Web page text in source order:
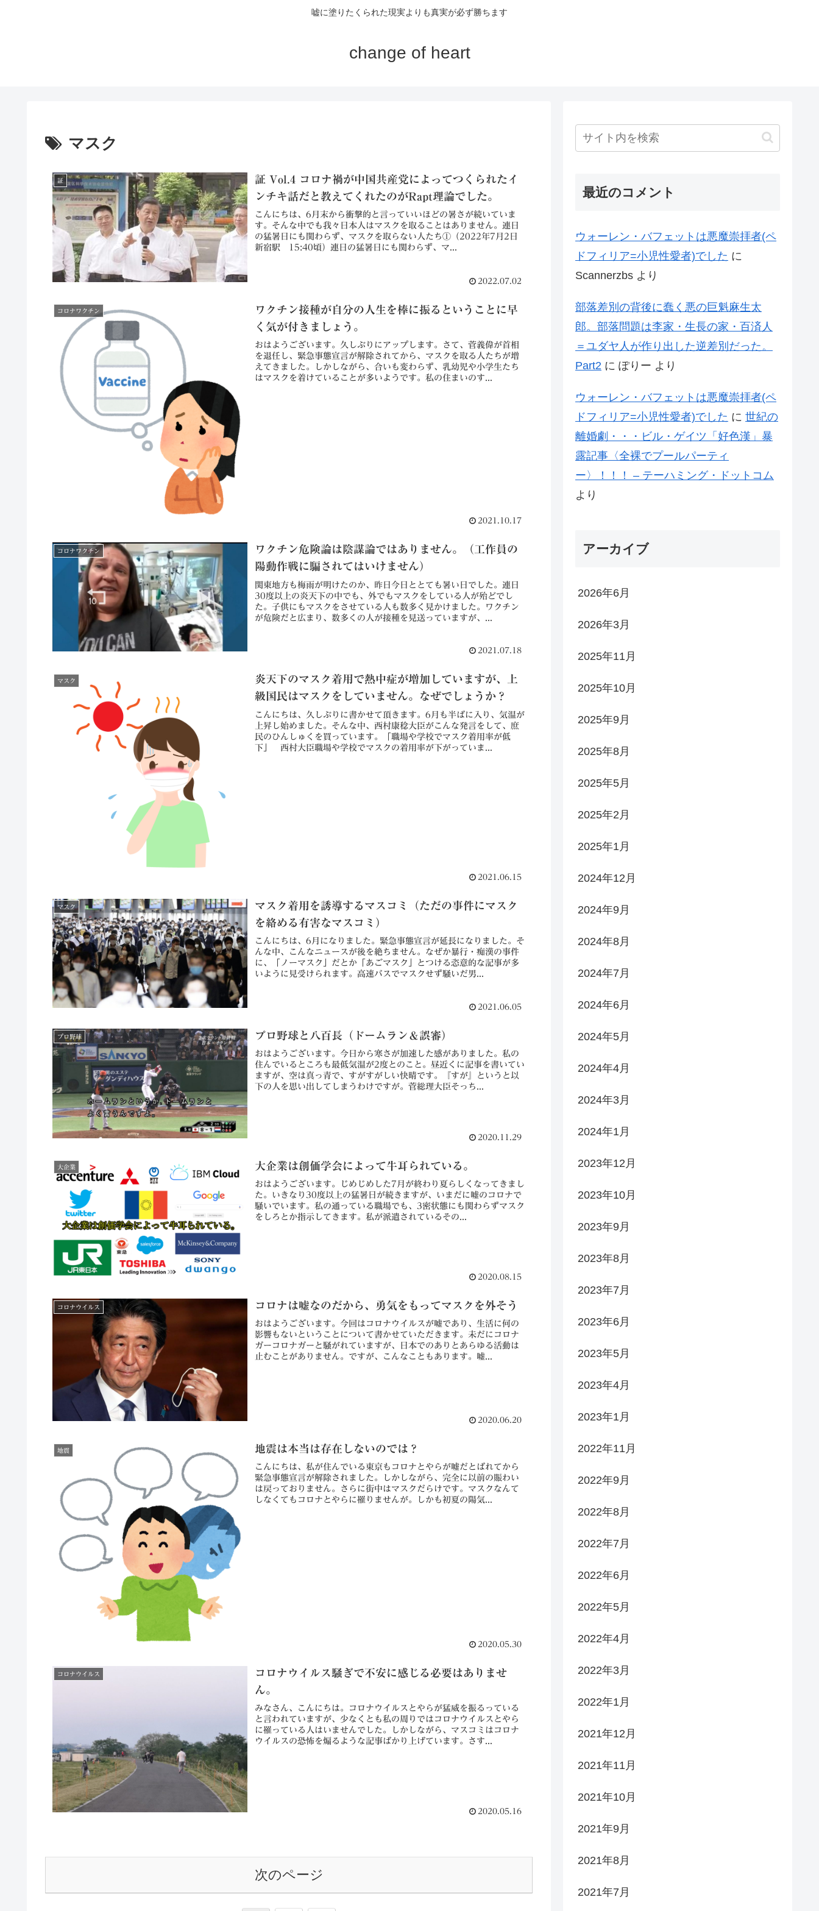
嘘に塗りたくられた現実よりも真実が必ず勝ちます
change of heart
マスク
証
証 Vol.4 コロナ禍が中国共産党によってつくられたイ
ンチキ話だと教えてくれたのがRapt理論でした。
こんにちは、6月末から衝撃的と言っていいほどの暑さが続いていま
す。そんな中でも我々日本人はマスクを取ることはありません。連日
の猛暑日にも関わらず、マスクを取らない人たち①（2022年7月2日
新宿駅 15:40頃）連日の猛暑日にも関わらず、マ...
2022.07.02
コロナワクチン
ワクチン接種が自分の人生を棒に振るということに早
く気が付きましょう。
おはようございます。久しぶりにアップします。さて、菅義偉が首相
を退任し、緊急事態宣言が解除されてから、マスクを取る人たちが増
えてきました。しかしながら、合いも変わらず、乳幼児や小学生たち
はマスクを着けていることが多いようです。私の住まいのす...
2021.10.17
コロナワクチン
ワクチン危険論は陰謀論ではありません。（工作員の
陽動作戦に騙されてはいけません）
関東地方も梅雨が明けたのか、昨日今日ととても暑い日でした。連日
30度以上の炎天下の中でも、外でもマスクをしている人が殆どでし
た。子供にもマスクをさせている人も数多く見かけました。ワクチン
が危険だと広まり、数多くの人が接種を見送っていますが、...
2021.07.18
マスク
炎天下のマスク着用で熱中症が増加していますが、上
級国民はマスクをしていません。なぜでしょうか？
こんにちは、久しぶりに書かせて頂きます。6月も半ばに入り、気温が
上昇し始めました。そんな中、西村康稔大臣がこんな発言をして、庶
民のひんしゅくを買っています。「職場や学校でマスク着用率が低
下」 西村大臣職場や学校でマスクの着用率が下がっていま...
2021.06.15
マスク
マスク着用を誘導するマスコミ（ただの事件にマスク
を絡める有害なマスコミ）
こんにちは、6月になりました。緊急事態宣言が延長になりました。そ
んな中、こんなニュースが後を絶ちません。なぜか暴行・痴漢の事件
に、「ノーマスク」だとか「あごマスク」とつける恣意的な記事が多
いように見受けられます。高速バスでマスクせず騒いだ男...
2021.06.05
プロ野球 プロ野球と八百長（ドームラン＆誤審）
おはようございます。今日から寒さが加速した感がありました。私の
住んでいるところも最低気温が2度とのこと。昼近くに記事を書いてい
ますが、空は真っ青で、すがすがしい快晴です。『すが』というと以
下の人を思い出してしまうわけですが。菅総理大臣そっち...
2020.11.29
大企業 大企業は創価学会によって牛耳られている。
おはようございます。じめじめした7月が終わり夏らしくなってきまし
た。いきなり30度以上の猛暑日が続きますが、いまだに嘘のコロナで
騒いでいます。私の通っている職場でも、3密状態にも関わらずマスク
をしろとか指示してきます。私が派遣されているその...
2020.08.15
コロナウイルス コロナは嘘なのだから、勇気をもってマスクを外そう
おはようございます。今回はコロナウイルスが嘘であり、生活に何の
影響もないということについて書かせていただきます。未だにコロナ
ガーコロナガーと騒がれていますが、日本でのありとあらゆる活動は
止むことがありません。ですが、こんなこともあります。嘘...
2020.06.20
地震 地震は本当は存在しないのでは？
こんにちは、私が住んでいる東京もコロナとやらが嘘だとばれてから
緊急事態宣言が解除されました。しかしながら、完全に以前の賑わい
は戻っておりません。さらに街中はマスクだらけです。マスクなんて
しなくてもコロナとやらに罹りませんが。しかも初夏の陽気...
2020.05.30
コロナウイルス
コロナウイルス騒ぎで不安に感じる必要はありませ
ん。
みなさん、こんにちは。コロナウイルスとやらが猛威を振るっている
と言われていますが、少なくとも私の周りではコロナウイルスとやら
に罹っている人はいませんでした。しかしながら、マスコミはコロナ
ウイルスの恐怖を煽るような記事ばかり上げています。さす...
2020.05.16
次のページ
最近のコメント
ウォーレン・バフェットは悪魔崇拝者(ペ
ドフィリア=小児性愛者)でした に
Scannerzbs より
部落差別の背後に蠢く悪の巨魁麻生太
郎。部落問題は李家・生長の家・百済人
＝ユダヤ人が作り出した逆差別だった。
Part2 に ぽりー より
ウォーレン・バフェットは悪魔崇拝者(ペ
ドフィリア=小児性愛者)でした に 世紀の
離婚劇・・・ビル・ゲイツ「好色漢」暴
露記事〈全裸でプールパーティ
ー〉！！！ – テーハミング・ドットコム
より
アーカイブ
2026年6月
2026年3月
2025年11月
2025年10月
2025年9月
2025年8月
2025年5月
2025年2月
2025年1月
2024年12月
2024年9月
2024年8月
2024年7月
2024年6月
2024年5月
2024年4月
2024年3月
2024年1月
2023年12月
2023年10月
2023年9月
2023年8月
2023年7月
2023年6月
2023年5月
2023年4月
2023年1月
2022年11月
2022年9月
2022年8月
2022年7月
2022年6月
2022年5月
2022年4月
2022年3月
2022年1月
2021年12月
2021年11月
2021年10月
2021年9月
2021年8月
2021年7月